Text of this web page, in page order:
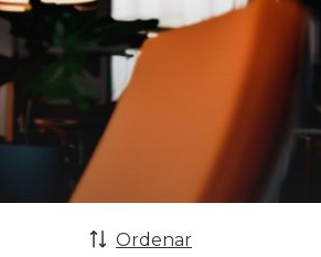
Ordenar